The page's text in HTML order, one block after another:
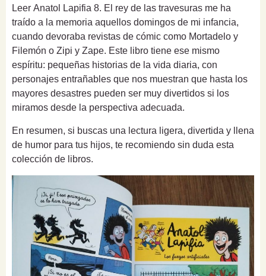
Leer Anatol Lapifia 8. El rey de las travesuras me ha
traído a la memoria aquellos domingos de mi infancia,
cuando devoraba revistas de cómic como Mortadelo y
Filemón o Zipi y Zape. Este libro tiene ese mismo
espíritu: pequeñas historias de la vida diaria, con
personajes entrañables que nos muestran que hasta los
mayores desastres pueden ser muy divertidos si los
miramos desde la perspectiva adecuada.
En resumen, si buscas una lectura ligera, divertida y llena
de humor para tus hijos, te recomiendo sin duda esta
colección de libros.